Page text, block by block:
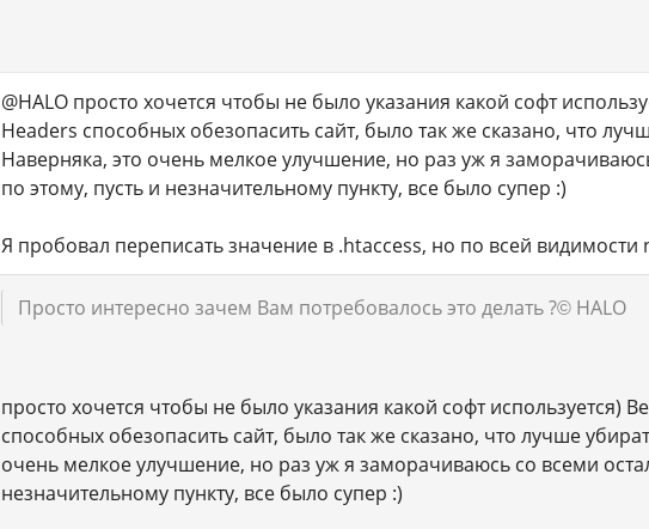
@HALO просто хочется чтобы не было указания какой софт
Headers способных обезопасить сайт, было так же сказано, что
Наверняка, это очень мелкое улучшение, но раз уж я
по этому, пусть и незначительному пункту, все было супер :)
Я пробовал переписать значение в .htaccess, но по всей
Просто интересно зачем Вам потребовалось это делать ?© HALO
просто хочется чтобы не было указания какой софт используется)
способных обезопасить сайт, было так же сказано, что лучше
очень мелкое улучшение, но раз уж я заморачиваюсь со всеми
незначительному пункту, все было супер :)